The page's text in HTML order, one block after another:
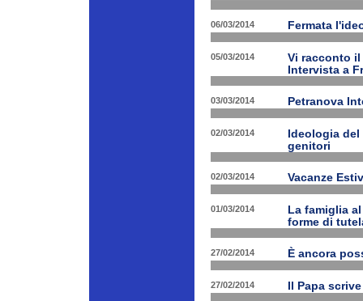
06/03/2014 Fermata
05/03/2014
Vi racconto il
Intervista a
03/03/2014 Petranova
02/03/2014
Ideologia
genitori
02/03/2014 Vacanze
01/03/2014
La famiglia
forme di
27/02/2014 È ancora
27/02/2014 Il Papa